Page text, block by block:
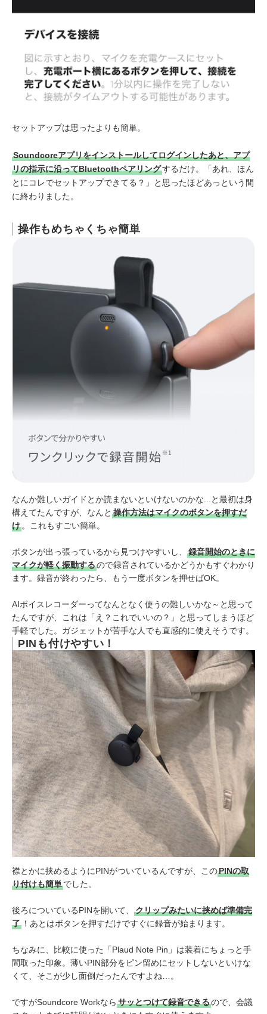
セットアップは思ったよりも簡単。
Soundcoreアプリをインストールしてログインしたあと、アプ
リの指示に沿ってBluetoothペアリングするだけ。「あれ、ほん
とにコレでセットアップできてる？」と思ったほどあっという間
に終わりました。
操作もめちゃくちゃ簡単
なんか難しいガイドとか読まないといけないのかな...と最初は身
構えてたんですが、なんと 操作方法はマイクのボタンを押すだ
け。これもすごい簡単。
ボタンが出っ張っているから見つけやすいし、
録音開始のときに
マイクが軽く振動するので録音されているかどうかもすぐわかり
ます。録音が終わったら、もう一度ボタンを押せばOK。
AIボイスレコーダーってなんとなく使うの難しいかな～と思って
たんですが、これは「え？これでいいの？」と思ってしまうほど
手軽でした。ガジェットが苦手な人でも直感的に使えそうです。
PINも付けやすい！
襟とかに挟めるようにPINがついているんですが、このPINの取
り付けも簡単でした。
後ろについているPINを開いて、
クリップみたいに挟めば準備完
了 ！あとはボタンを押すだけですぐに録音が始まります。
ちなみに、比較に使った「Plaud Note Pin」は装着にちょっと手
間取った印象。薄いPIN部分をピン留めにセットしないといけな
くて、そこが少し面倒だったんですよね…。
ですがSoundcore Workなら サッとつけて録音できるので、会議